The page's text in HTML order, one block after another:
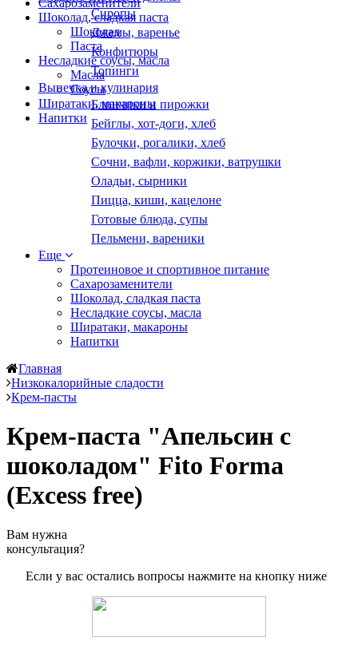
Сахарозаменители
Шоколад, сладкая паста
Шоколад
Паста
Несладкие соусы, масла
Масла
Соусы
Ширатаки, макароны
Напитки
Сиропы
Джемы, варенье
Конфитюры
Топинги
Выпечка и кулинария
Блинчики и пирожки
Бейглы, хот-доги, хлеб
Булочки, рогалики, хлеб
Сочни, вафли, коржики, ватрушки
Оладьи, сырники
Пицца, киши, кацелоне
Готовые блюда, супы
Пельмени, вареники
Еще
Протеиновое и спортивное питание
Сахарозаменители
Шоколад, сладкая паста
Несладкие соусы, масла
Ширатаки, макароны
Напитки
Главная
Низкокалорийные сладости
Крем-пасты
Крем-паста "Апельсин с
шоколадом" Fito Forma
(Excess free)
Вам нужна
консультация?
Если у вас остались вопросы нажмите на кнопку ниже